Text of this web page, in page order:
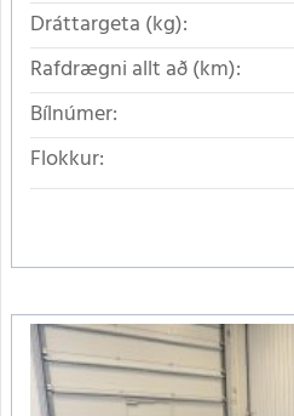
Dráttargeta (kg):
Rafdrægni allt að (km):
Bílnúmer:
Flokkur: